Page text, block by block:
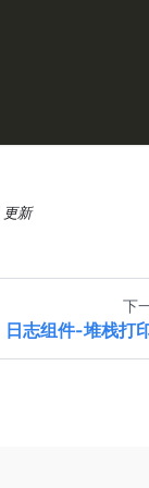
更新
下
日志组件-堆栈打